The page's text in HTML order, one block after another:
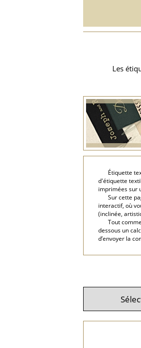
Les
Étiquette
d'étiquette
imprimées sur
Sur cette
interactif, où
(inclinée,
Tout
dessous un
d’envoyer la